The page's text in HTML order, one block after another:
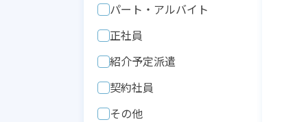
パート・アルバイト
正社員
紹介予定派遣
契約社員
その他